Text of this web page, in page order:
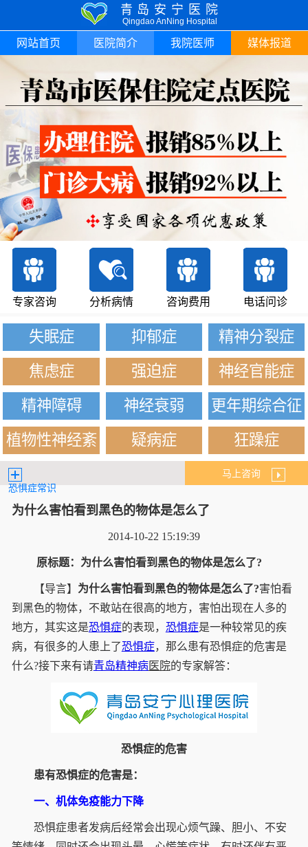
青岛安宁医院
Qingdao AnNing Hospital
网站首页 医院简介 我院医师 媒体报道
专家咨询 分析病情 咨询费用 电话问诊
失眠症 抑郁症
精神分裂症
焦虑症
强迫症
神经官能症
精神障碍
神经衰弱
更年期综合征
植物性神经紊
疑病症 狂躁症
恐惧症常识
马上咨询
为什么害怕看到黑色的物体是怎么了
2014-10-22 15:19:39
原标题：为什么害怕看到黑色的物体是怎么了?
【导言】 为什么害怕看到黑色的物体是怎么了?害怕看
到黑色的物体，不敢站在很高的地方，害怕出现在人多的
地方，其实这是恐惧症的表现， 恐惧症是一种较常见的疾
病，有很多的人患上了恐惧症，那么患有恐惧症的危害是
什么?接下来有请青岛精神病医院的专家解答：
恐惧症的危害
患有恐惧症的危害是：
一、机体免疫能力下降
恐惧症患者发病后经常会出现心烦气躁、胆小、不安